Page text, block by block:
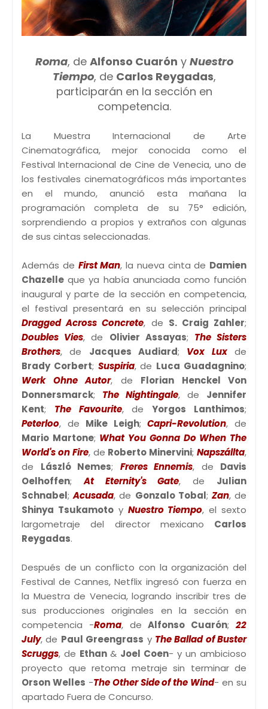
Roma, de Alfonso Cuarón y Nuestro
Tiempo, de Carlos Reygadas,
participarán en la sección en
competencia.
La Muestra Internacional de Arte
Cinematográfica, mejor conocida como el
Festival Internacional de Cine de Venecia, uno de
los festivales cinematográficos más importantes
en el mundo, anunció esta mañana la
programación completa de su 75° edición,
sorprendiendo a propios y extraños con algunas
de sus cintas seleccionadas.
Además de First Man, la nueva cinta de Damien
Chazelle que ya había anunciada como función
inaugural y parte de la sección en competencia,
el festival presentará en su selección principal
Dragged Across Concrete, de S. Craig Zahler;
Doubles Vies, de Olivier Assayas; The Sisters
Brothers, de Jacques Audiard; Vox Luxde
Brady Corbert; Suspiria, de Luca Guadagnino;
Werk Ohne Autor, de Florian Henckel Von
Donnersmarck; The Nightingale, de Jennifer
Kent; The Favourite, deYorgos Lanthimos;
Peterloo, de Mike Leigh;Capri-Revolution, de
Mario Martone; What You Gonna Do When The
World's on Fire, de Roberto Minervini; Napszállta,
de László Nemes; Freres Ennemis, de Davis
Oelhoffen;At Eternity's Gate, de Julian
Schnabel;Acusada, de Gonzalo Tobal; Zan, de
Shinya Tsukamotoy Nuestro Tiempo, el sexto
largometraje del director mexicano Carlos
Reygadas.
Después de un conflicto con la organización del
Festival de Cannes, Netflix ingresó con fuerza en
la Muestra de Venecia, logrando inscribir tres de
sus producciones originales en la sección en
competencia -Roma, deAlfonso Cuarón;22
July, de Paul Greengrass y The Ballad of Buster
Scruggs, de Ethan & Joel Coen- y un ambicioso
proyecto que retoma metraje sin terminar de
Orson Welles -The Other Side of the Wind- en su
apartado Fuera de Concurso.